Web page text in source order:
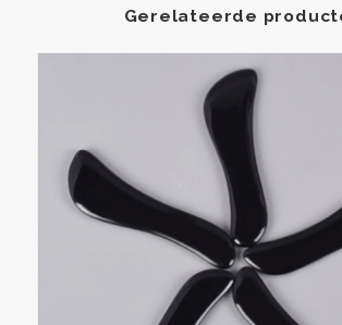
Gerelateerde